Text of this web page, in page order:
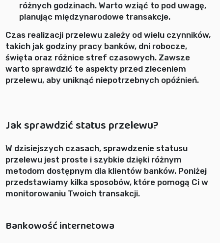
różnych godzinach. Warto wziąć to pod uwagę,
planując międzynarodowe transakcje.
Czas realizacji przelewu zależy od wielu czynników,
takich jak godziny pracy banków, dni robocze,
święta oraz różnice stref czasowych. Zawsze
warto sprawdzić te aspekty przed zleceniem
przelewu, aby uniknąć niepotrzebnych opóźnień.
Jak sprawdzić status przelewu?
W dzisiejszych czasach, sprawdzenie statusu
przelewu jest proste i szybkie dzięki różnym
metodom dostępnym dla klientów banków. Poniżej
przedstawiamy kilka sposobów, które pomogą Ci w
monitorowaniu Twoich transakcji.
Bankowość internetowa